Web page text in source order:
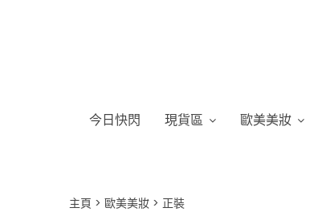
今日快閃 現貨區 歐美美妝
主頁 歐美美妝 正裝